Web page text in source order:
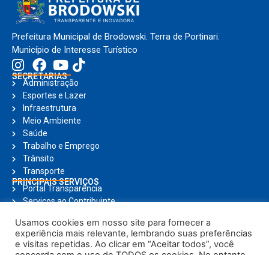
Prefeitura Municipal de Brodowski. Terra de Portinari.
Município de Interesse Turístico
SECRETARIAS
Administração
Esportes e Lazer
Infraestrutura
Meio Ambiente
Saúde
Trabalho e Emprego
Trânsito
Transporte
PRINCIPAIS SERVIÇOS
Portal Transparência
Serviços ao Contribuinte
Ouvidoria
Holerite Online
Compras Online
Usamos cookies em nosso site para fornecer a
experiência mais relevante, lembrando suas preferências
e visitas repetidas. Ao clicar em “Aceitar todos”, você